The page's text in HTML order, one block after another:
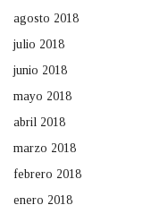
agosto 2018
julio 2018
junio 2018
mayo 2018
abril 2018
marzo 2018
febrero 2018
enero 2018